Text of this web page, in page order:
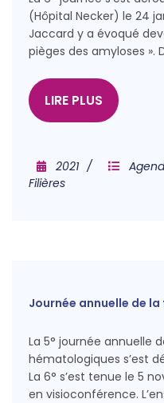
(Hôpital Necker) le 24
Jaccard y a évoqué
pièges des amyloses ».
LIRE PLUS
2021
Filières
Journée annuelle de la
La 5° journée annuelle
hématologiques s’est
La 6° s’est tenue le 5
en visioconférence.